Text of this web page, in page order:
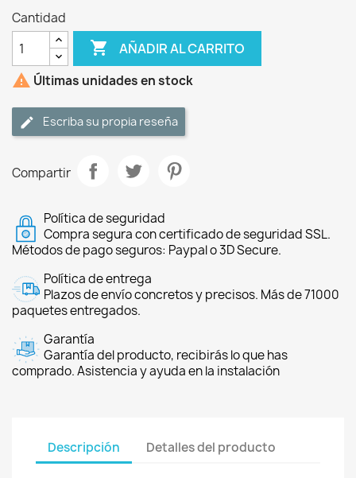
Cantidad
 AÑADIR AL CARRITO
 Últimas unidades en stock
Escriba su propia reseña
Compartir
Política de seguridad
Compra segura con certificado de seguridad SSL.
Métodos de pago seguros: Paypal o 3D Secure.
Política de entrega
Plazos de envío concretos y precisos. Más de 71000
paquetes entregados.
Garantía
Garantía del producto, recibirás lo que has
comprado. Asistencia y ayuda en la instalación
Descripción Detalles del producto